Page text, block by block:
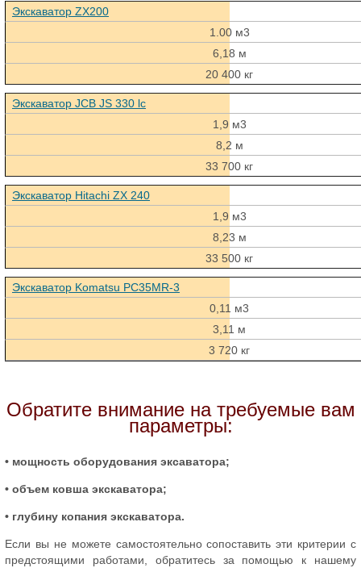
Экскаватор ZX200
1.00 м3
6,18 м
20 400 кг
Экскаватор JCB JS 330 lc
1,9 м3
8,2 м
33 700 кг
Экскаватор Hitachi ZX 240
1,9 м3
8,23 м
33 500 кг
Экскаватор Komatsu PC35MR-3
0,11 м3
3,11 м
3 720 кг
Обратите внимание на требуемые вам
параметры:
• мощность оборудования эксаватора;
• объем ковша экскаватора;
• глубину копания экскаватора.
Если вы не можете самостоятельно сопоставить эти критерии с
предстоящими работами, обратитесь за помощью к нашему